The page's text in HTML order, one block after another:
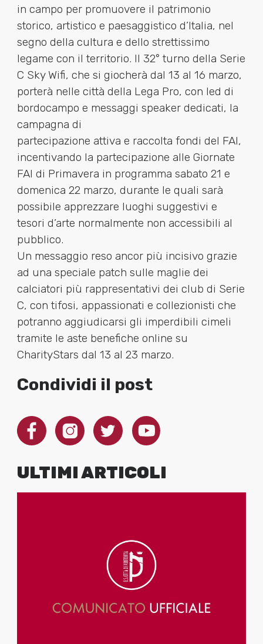
in campo per promuovere il patrimonio
storico, artistico e paesaggistico d’Italia, nel
segno della cultura e dello strettissimo
legame con il territorio. Il 32° turno della Serie
C Sky Wifi, che si giocherà dal 13 al 16 marzo,
porterà nelle città della Lega Pro, con led di
bordocampo e messaggi speaker dedicati, la
campagna di
partecipazione attiva e raccolta fondi del FAI,
incentivando la partecipazione alle Giornate
FAI di Primavera in programma sabato 21 e
domenica 22 marzo, durante le quali sarà
possibile apprezzare luoghi suggestivi e
tesori d’arte normalmente non accessibili al
pubblico.
Un messaggio reso ancor più incisivo grazie
ad una speciale patch sulle maglie dei
calciatori più rappresentativi dei club di Serie
C, con tifosi, appassionati e collezionisti che
potranno aggiudicarsi gli imperdibili cimeli
tramite le aste benefiche online su
CharityStars dal 13 al 23 marzo.
Condividi il post
ULTIMI ARTICOLI